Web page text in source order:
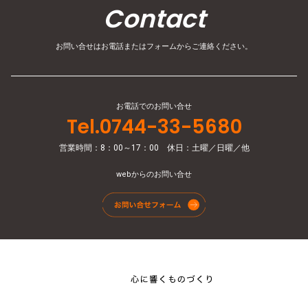
Contact
お問い合せはお電話またはフォームからご連絡ください。
お電話でのお問い合せ
Tel.0744-33-5680
営業時間：8：00～17：00 休日：土曜／日曜／他
webからのお問い合せ